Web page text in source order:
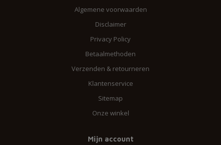
Algemene voorwaarden
Disclaimer
Privacy Policy
Betaalmethoden
Verzenden & retourneren
Klantenservice
Sitemap
Onze winkel
Mijn account